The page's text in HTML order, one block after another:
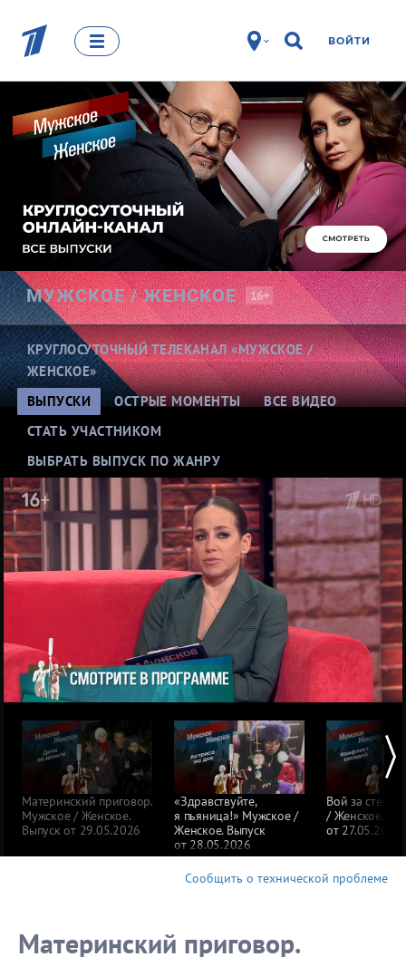
ВОЙТИ
МУЖСКОЕ /ЖЕНСКОЕ 16+
КРУГЛОСУТОЧНЫЙ ТЕЛЕКАНАЛ «МУЖСКОЕ /
ЖЕНСКОЕ»
ВЫПУСКИ
ОСТРЫЕ МОМЕНТЫ
ВСЕ ВИДЕО
СТАТЬ УЧАСТНИКОМ
Нерадивые матери
ДНК-скандалы
Конфликты из-за денег и имущества
Выбор зрителей: пересматривают чаще всего
ВЫБРАТЬ ВЫПУСК ПО ЖАНРУ
Материнский приговор.
Мужское / Женское.
Выпуск от 29.05.2026
«Здравствуйте,
я пьяница!» Мужское /
Женское. Выпуск
от 28.05.2026
Вой за
/ Женское.
от 27.05.2026
Сообщить о технической проблеме
Материнский приговор.